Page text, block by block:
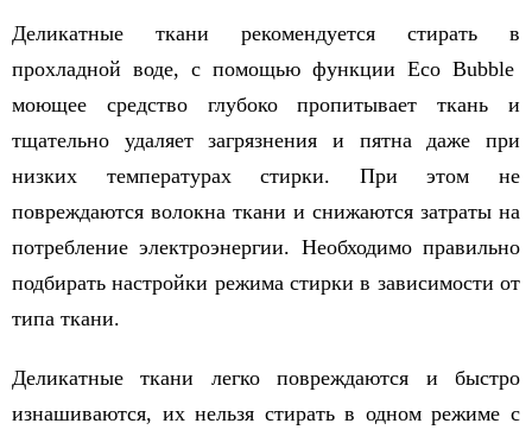
Деликатные ткани рекомендуется стирать в
прохладной воде, с помощью функции Eco Bubble
моющее средство глубоко пропитывает ткань и
тщательно удаляет загрязнения и пятна даже при
низких температурах стирки. При этом не
повреждаются волокна ткани и снижаются затраты на
потребление электроэнергии. Необходимо правильно
подбирать настройки режима стирки в зависимости от
типа ткани.
Деликатные ткани легко повреждаются и быстро
изнашиваются, их нельзя стирать в одном режиме с